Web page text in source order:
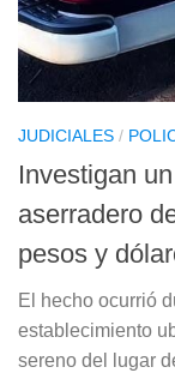
JUDICIALES /
Investigan
aserradero
pesos y
El hecho ocurrió
establecimiento
sereno del lugar